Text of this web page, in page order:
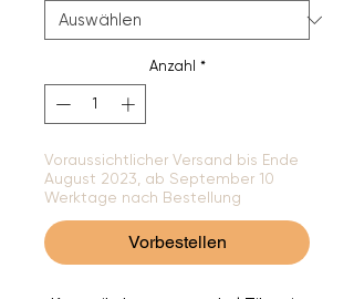
Anzahl *
Voraussichtlicher Versand bis Ende
August 2023, ab September 10
Werktage nach Bestellung
Vorbestellen